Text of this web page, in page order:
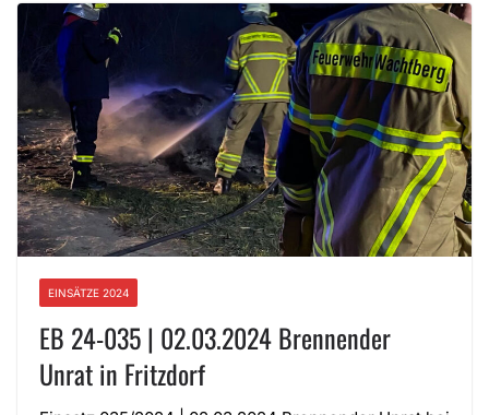
EINSÄTZE 2024
EB 24-035 | 02.03.2024 Brennender
Unrat in Fritzdorf